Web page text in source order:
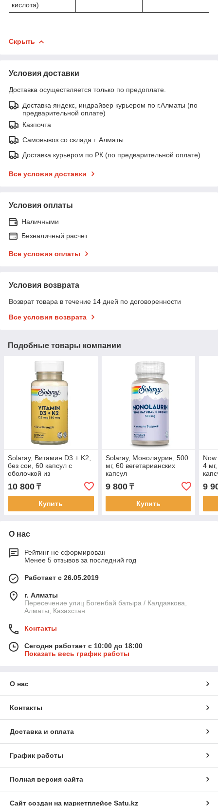
кислота)
Скрыть
Условия доставки
Доставка осуществляется только по предоплате.
Доставка яндекс, индрайвер курьером по г.Алматы (по
предварительной оплате)
Казпочта
Самовывоз со склада г. Алматы
Доставка курьером по РК (по предварительной оплате)
Все условия доставки
Условия оплаты
Наличными
Безналичный расчет
Все условия оплаты
Условия возврата
Возврат товара в течение 14 дней по договоренности
Все условия возврата
Подобные товары компании
Solaray, Витамин D3 + K2,
без сои, 60 капсул с
оболочкой из
ингредиентов
растительного
происхождения
10 800 ₸
Купить
Solaray, Монолаурин, 500
мг, 60 вегетарианских
капсул
9 800₸
Купить
4
9
О нас
Рейтинг не сформирован
Менее 5 отзывов за последний год
Работает с 26.05.2019
г. Алматы
Пересечение улиц Богенбай батыра / Калдаякова,
Алматы, Казахстан
Контакты
Сегодня работает с 10:00 до 18:00
Показать весь график работы
О нас
Контакты
Доставка и оплата
График работы
Полная версия сайта
Сайт создан на маркетплейсе Satu.kz